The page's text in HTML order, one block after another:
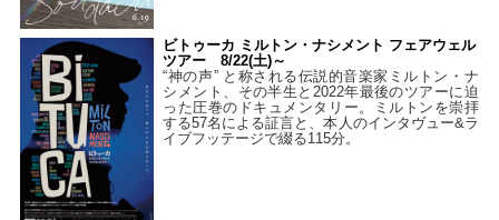
ビトゥーカ ミルトン・ナシメント フェアウェル
ツアー 8/22(土)～
“神の声” と称される伝説的音楽家ミルトン・ナ
シメント、その半生と2022年最後のツアーに迫
った圧巻のドキュメンタリー。ミルトンを崇拝
する57名による証言と、本人のインタヴュー&ラ
イブフッテージで綴る115分。